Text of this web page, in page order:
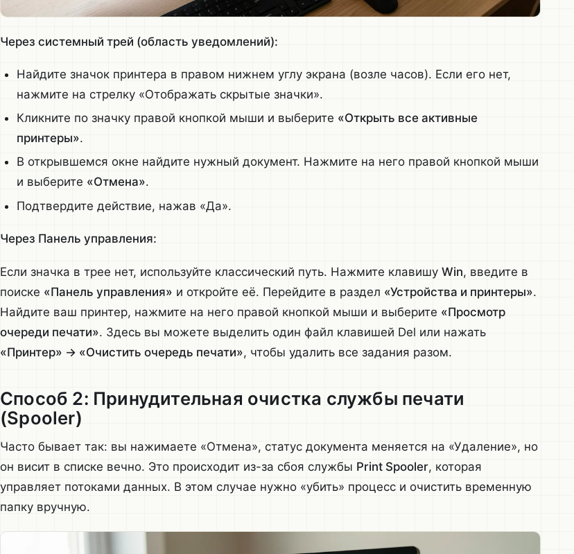
Через системный трей (область уведомлений):
Найдите значок принтера в правом нижнем углу экрана (возле часов). Если его нет,
нажмите на стрелку «Отображать скрытые значки».
Кликните по значку правой кнопкой мыши и выберите «Открыть все активные
принтеры».
В открывшемся окне найдите нужный документ. Нажмите на него правой кнопкой мыши
и выберите «Отмена».
Подтвердите действие, нажав «Да».
Через Панель управления:
Если значка в трее нет, используйте классический путь. Нажмите клавишу Win, введите в
поиске «Панель управления» и откройте её. Перейдите в раздел «Устройства и принтеры».
Найдите ваш принтер, нажмите на него правой кнопкой мыши и выберите «Просмотр
очереди печати». Здесь вы можете выделить один файл клавишей Del или нажать
«Принтер» → «Очистить очередь печати», чтобы удалить все задания разом.
Способ 2: Принудительная очистка службы печати
(Spooler)
Часто бывает так: вы нажимаете «Отмена», статус документа меняется на «Удаление», но
он висит в списке вечно. Это происходит из-за сбоя службы Print Spooler, которая
управляет потоками данных. В этом случае нужно «убить» процесс и очистить временную
папку вручную.